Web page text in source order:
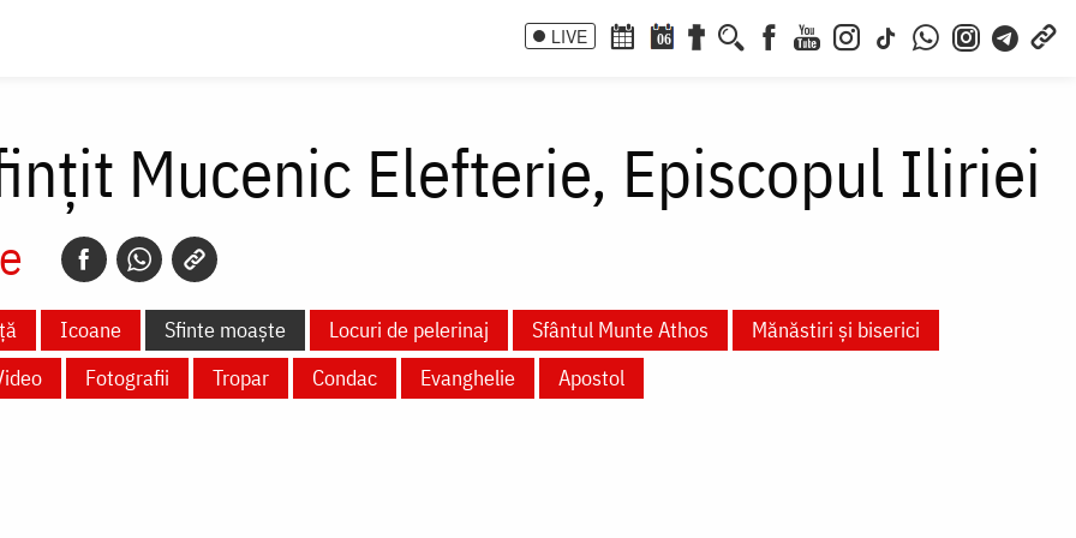
LIVE 06
Mucenic Elefterie, Episcopul Iliriei
Icoane Sfinte moaște Locuri de pelerinaj Sfântul Munte Athos
Mănăstiri și biserici
Fotografii Tropar Condac Evanghelie Apostol